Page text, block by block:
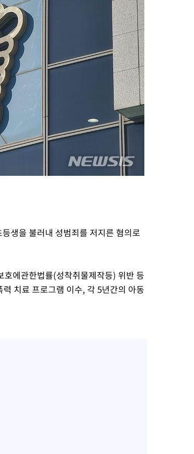
생을 불러내 성범죄를 저지른 혐의로
에관한법률(성착취물제작등) 위반 등
치료 프로그램 이수, 각 5년간의 아동